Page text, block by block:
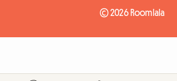
© 2026 Roomlala